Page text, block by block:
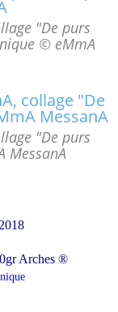
"De purs
© eMmA
"De purs
MessanA
Arches ®